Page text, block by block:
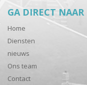
GA DIRECT NAAR
Home
Diensten
nieuws
Ons team
Contact